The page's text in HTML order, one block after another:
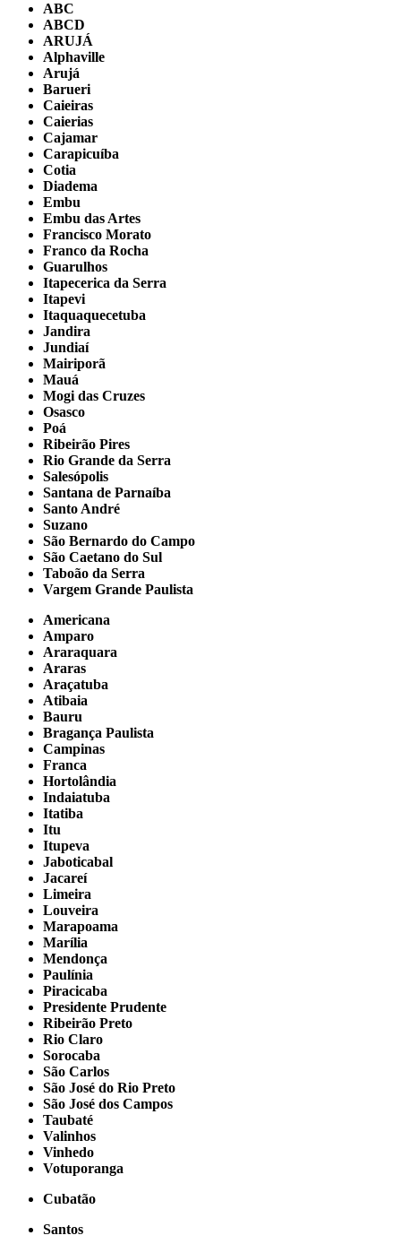
ABC
ABCD
ARUJÁ
Alphaville
Arujá
Barueri
Caieiras
Caierias
Cajamar
Carapicuíba
Cotia
Diadema
Embu
Embu das Artes
Francisco Morato
Franco da Rocha
Guarulhos
Itapecerica da Serra
Itapevi
Itaquaquecetuba
Jandira
Jundiaí
Mairiporã
Mauá
Mogi das Cruzes
Osasco
Poá
Ribeirão Pires
Rio Grande da Serra
Salesópolis
Santana de Parnaíba
Santo André
Suzano
São Bernardo do Campo
São Caetano do Sul
Taboão da Serra
Vargem Grande Paulista
Americana
Amparo
Araraquara
Araras
Araçatuba
Atibaia
Bauru
Bragança Paulista
Campinas
Franca
Hortolândia
Indaiatuba
Itatiba
Itu
Itupeva
Jaboticabal
Jacareí
Limeira
Louveira
Marapoama
Marília
Mendonça
Paulínia
Piracicaba
Presidente Prudente
Ribeirão Preto
Rio Claro
Sorocaba
São Carlos
São José do Rio Preto
São José dos Campos
Taubaté
Valinhos
Vinhedo
Votuporanga
Cubatão
Santos